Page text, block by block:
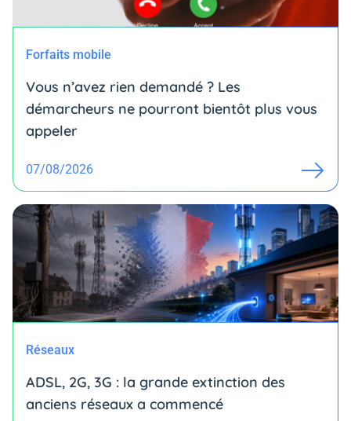
Forfaits mobile
Vous n’avez rien demandé ? Les
démarcheurs ne pourront bientôt plus vous
appeler
07/08/2026
Réseaux
ADSL, 2G, 3G : la grande extinction des
anciens réseaux a commencé